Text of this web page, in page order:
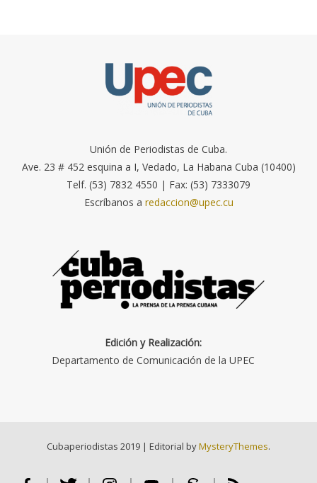
Unión de Periodistas de Cuba.
Ave. 23 # 452 esquina a I, Vedado, La Habana Cuba (10400)
Telf. (53) 7832 4550 | Fax: (53) 7333079
Escríbanos a redaccion@upec.cu
Edición y Realización:
Departamento de Comunicación de la UPEC
Cubaperiodistas 2019 | Editorial byMysteryThemes.